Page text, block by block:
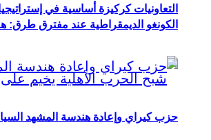
التعاونيات كركيزة أساسية في
الكونغو الديمقراطية عند مفترق طرق: هل
حزب كيراي وإعادة هندسة المشهد